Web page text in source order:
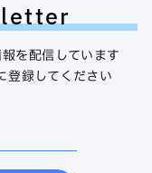
を配信しています
登録してください